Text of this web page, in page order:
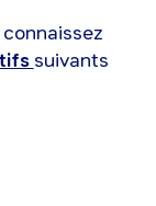
suivants